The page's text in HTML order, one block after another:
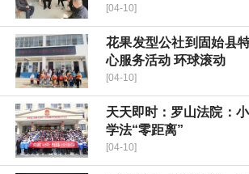
[04-10]
花果发型公社到固始县
心服务活动 环球滚动
[04-10]
天天即时：​罗山法院：
学法“零距离”
[04-10]